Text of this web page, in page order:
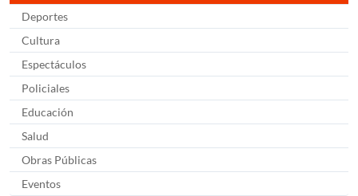
Deportes
Cultura
Espectáculos
Policiales
Educación
Salud
Obras Públicas
Eventos